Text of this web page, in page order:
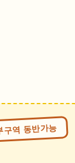
구역 동반가능